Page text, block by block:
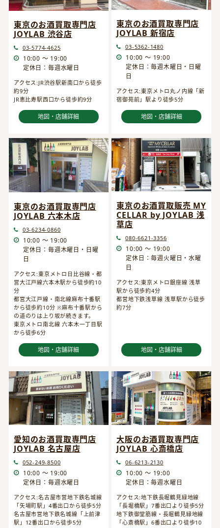
東京のお酒買取専門店
JOYLAB 渋谷店
03-5774-4625
10:00 ～ 19:00
定休日：毎週水曜日
アクセス:JR渋谷駅新南口から徒歩
約9分
JR恵比寿駅西口から徒歩約9分
地図・店舗詳細
東京のお酒買取専門店
JOYLAB 新宿店
03-5362-1480
10:00 ～ 19:00
定休日：毎週木曜日・日曜
日
アクセス:東京メトロ丸ノ内線「新
宿御苑前」駅より徒歩5分
地図・店舗詳細
東京のお酒買取専門店
JOYLAB 六本木店
03-6234-0860
10:00 ～ 19:00
定休日：毎週木曜日・日曜
日
アクセス:東京メトロ日比谷線・都
営大江戸線六本木駅から徒歩約10
分
都営大江戸線・南北線麻布十番駅
から徒歩約10分 ※麻布十番駅から
の道のりは上り坂が続きます。
東京メトロ南北線 六本木一丁目駅
から徒歩6分
地図・店舗詳細
東京のお酒買取販売 MY
CELLAR by JOYLAB 浅
草店
080-6621-3356
10:00 ～ 19:00
定休日：毎週火曜日・水曜
日
アクセス:東京メトロ銀座線 浅草
駅から徒歩約4分
都営地下鉄浅草線 浅草駅から徒歩
約7分
地図・店舗詳細
愛知のお酒買取専門店
JOYLAB 名古屋店
052-249-8500
10:00 ～ 19:00
定休日：毎週水曜日
アクセス:名古屋市営地下鉄名城線
「矢場町駅」4番出口から徒歩5分
名古屋市営地下鉄名城線「上前津
駅」12番出口から徒歩5分
大阪のお酒買取専門店
JOYLAB 心斎橋店
06-6213-2130
10:00 ～ 19:00
定休日：毎週水曜日
アクセス:地下鉄長堀鶴見緑地線
「長堀橋駅」7番出口より徒歩5分
地下鉄御堂筋線・長堀鶴見緑地線
「心斎橋駅」6番出口より徒歩10